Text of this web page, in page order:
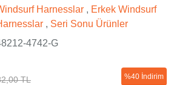
Harnesslar , Erkek Windsurf
, Seri Sonu Ürünler
4742-G
TL %40 İndirim